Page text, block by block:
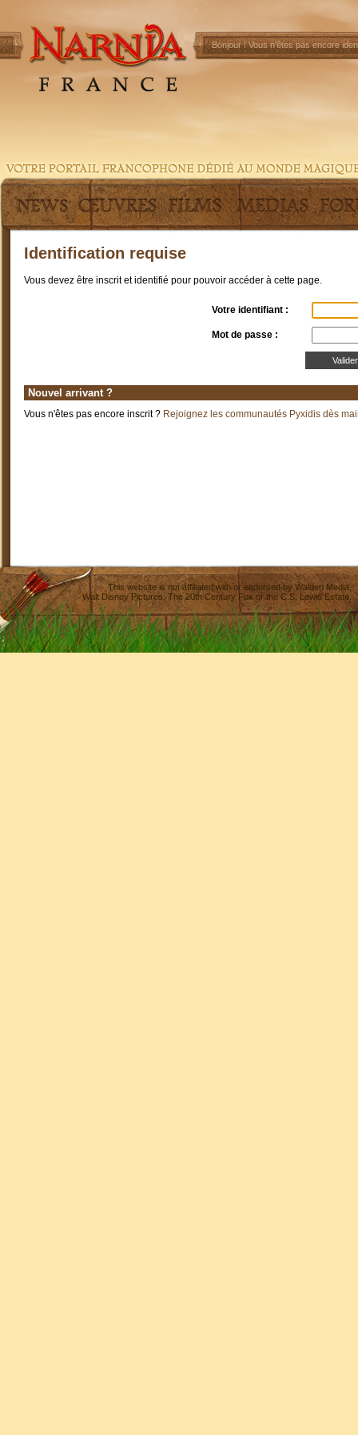
Bonjour !Vous n'êtes pas encore
Identification requise
Vous devez être inscrit et identifié pour pouvoir accéder à cette page.
Votre identifiant :
Mot de passe :
Nouvel arrivant ?
Vous n'êtes pas encore inscrit ? Rejoignez les communautés Pyxidis dès
This website is not affiliated with or endorsed byWalden Media
Walt Disney Pictures,The 20th Century Fox or the C.S. Lewis Estate.